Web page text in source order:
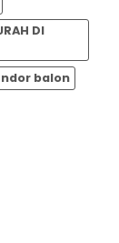
DI
balon